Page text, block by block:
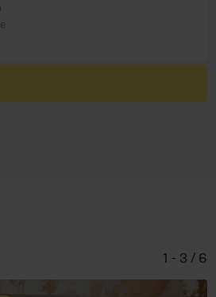
1 - 3 / 6